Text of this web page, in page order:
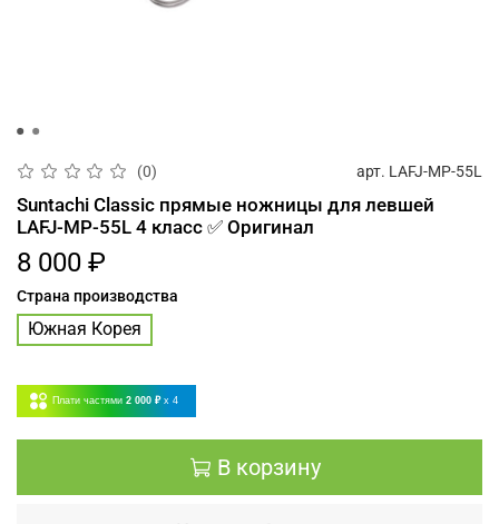
(0) арт. LAFJ-MP-55L
Suntachi Classic прямые ножницы для левшей
LAFJ-MP-55L 4 класс ✅ Оригинал
8 000 ₽
Страна производства
Южная Корея
Плати частями 2 000 ₽ x 4
В корзину